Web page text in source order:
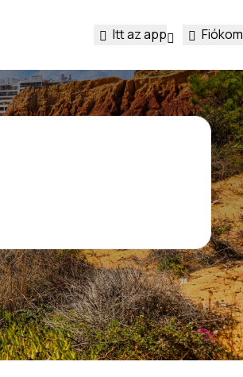
Itt az app Fiókom